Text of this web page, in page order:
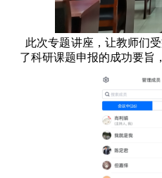
此次专题讲座，让教师们
了科研课题申报的成功要旨